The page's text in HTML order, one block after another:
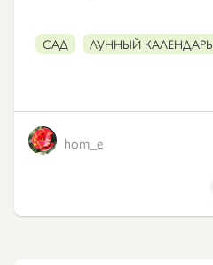
САД ЛУННЫЙ КАЛЕНДАРЬ
hom_e